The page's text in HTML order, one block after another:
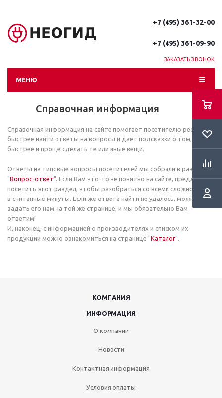
+7 (495) 361-32-00
+7 (495) 361-09-90
ЗАКАЗАТЬ ЗВОНОК
МЕНЮ
Справочная информация
Справочная информация на сайте помогает посетителю ресурса
быстрее найти ответы на вопросы и дает подсказки о том, как
быстрее и проще сделать те или иные вещи.
Ответы на типовые вопросы посетителей мы собрали в разделе
"Вопрос-ответ". Если Вам что-то не понятно на сайте, предлагаем
посетить этот раздел, чтобы разобраться со всеми сложностями
в считанные минуты. Если же ответа найти не удалось, можно
задать его нам на той же странице, и мы обязательно Вам
ответим!
И, наконец, с информацией о производителях и списком их
продукции можно ознакомиться на странице "Каталог".
КОМПАНИЯ
ИНФОРМАЦИЯ
О компании
Новости
Контактная информация
Условия оплаты